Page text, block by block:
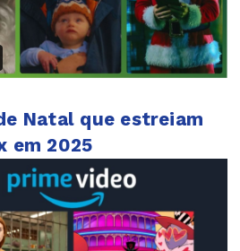
Natal que estreiam
em 2025